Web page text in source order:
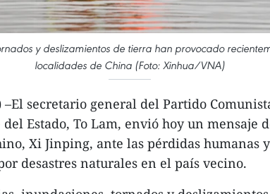
y deslizamientos de tierra han provocado
localidades de China (Foto: Xinhua/VNA)
secretario general del Partido
Estado, To Lam, envió hoy un mensaje
Xi Jinping, ante las pérdidas humanas
desastres naturales en el país vecino.